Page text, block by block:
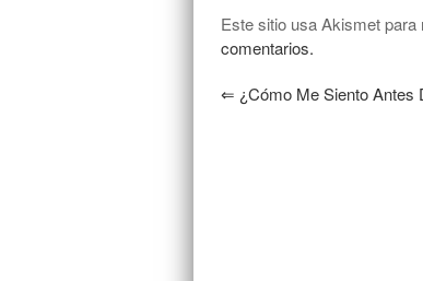
Este sitio usa Akismet para
comentarios.
⇐ ¿Cómo Me Siento Antes